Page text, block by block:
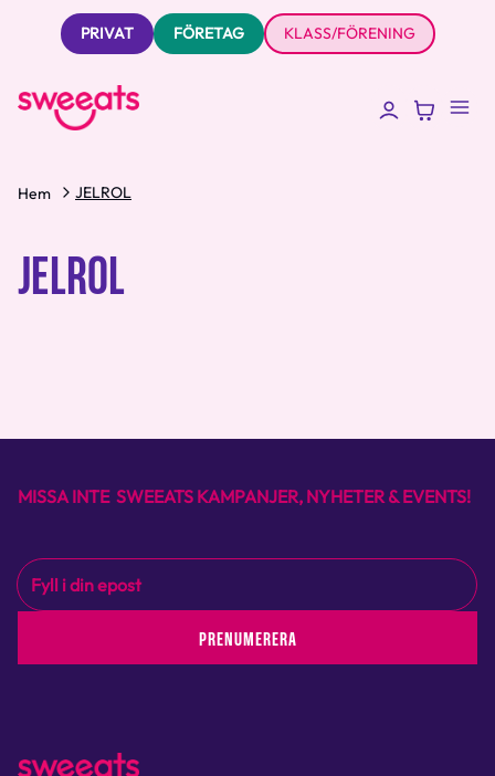
PRIVAT FÖRETAG KLASS/FÖRENING
Hem JELROL
JELROL
MISSA INTE SWEEATS KAMPANJER, NYHETER & EVENTS!
PRENUMERERA